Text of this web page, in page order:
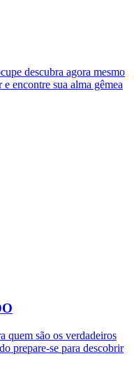
descubra agora mesmo
encontre sua alma gêmea
quem são os verdadeiros
prepare-se para descobrir